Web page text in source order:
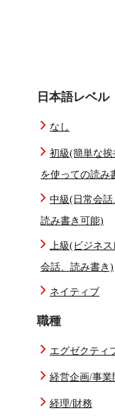
日本語レベル
なし
初級(簡単な
を使っての読み
中級(日常会話
読み書き可能)
上級(ビジネ
会話、読み書き)
ネイティブ
職種
エグゼクティ
経営企画/事業
経理/財務